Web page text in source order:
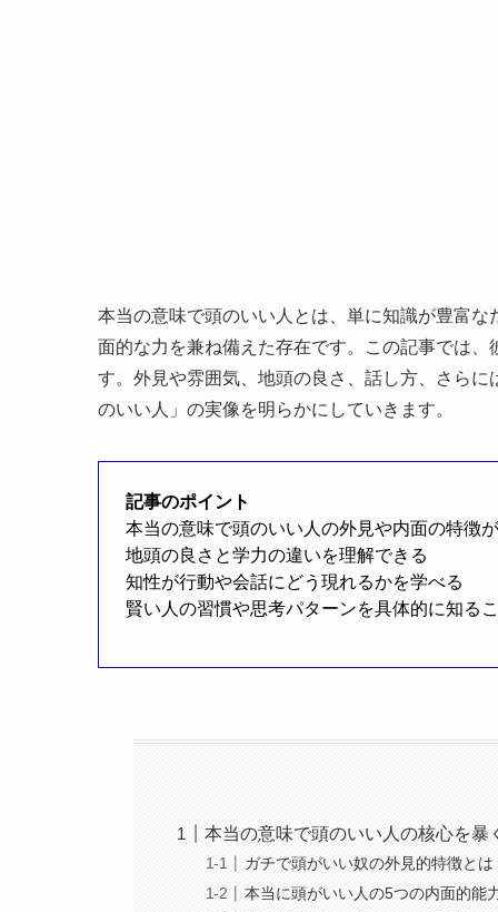
本当の意味で頭のいい人とは、単に知識が豊富
面的な力を兼ね備えた存在です。この記事では
す。外見や雰囲気、地頭の良さ、話し方、さら
のいい人」の実像を明らかにしていきます。
記事のポイント
本当の意味で頭のいい人の外見や内面の特徴
地頭の良さと学力の違いを理解できる
知性が行動や会話にどう現れるかを学べる
賢い人の習慣や思考パターンを具体的に知る
本当の意味で頭のいい人の核心を暴
ガチで頭がいい奴の外見的特徴とは
本当に頭がいい人の5つの内面的能